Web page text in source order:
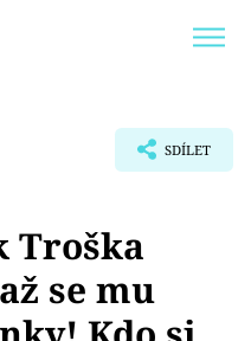
SDÍLET
Troška
se mu